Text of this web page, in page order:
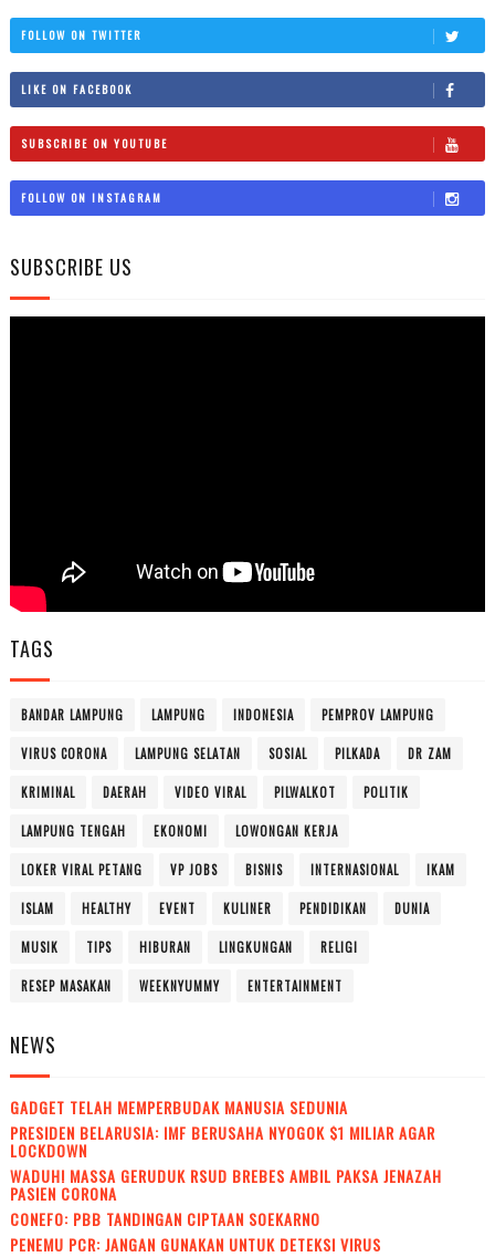
FOLLOW ON TWITTER
LIKE ON FACEBOOK
SUBSCRIBE ON YOUTUBE
FOLLOW ON INSTAGRAM
SUBSCRIBE US
TAGS
BANDAR LAMPUNG LAMPUNG INDONESIA PEMPROV LAMPUNG
VIRUS CORONA LAMPUNG SELATAN SOSIAL PILKADA DR ZAM
KRIMINAL DAERAH VIDEO VIRAL PILWALKOT POLITIK
LAMPUNG TENGAH EKONOMI LOWONGAN KERJA
LOKER VIRAL PETANG VP JOBS BISNIS INTERNASIONAL IKAM
ISLAM HEALTHY EVENT KULINER PENDIDIKAN DUNIA
MUSIK TIPS HIBURAN LINGKUNGAN RELIGI
RESEP MASAKAN WEEKNYUMMY ENTERTAINMENT
NEWS
GADGET TELAH MEMPERBUDAK MANUSIA SEDUNIA
PRESIDEN BELARUSIA: IMF BERUSAHA NYOGOK $1 MILIAR AGAR
LOCKDOWN
WADUH! MASSA GERUDUK RSUD BREBES AMBIL PAKSA JENAZAH
PASIEN CORONA
CONEFO: PBB TANDINGAN CIPTAAN SOEKARNO
PENEMU PCR: JANGAN GUNAKAN UNTUK DETEKSI VIRUS